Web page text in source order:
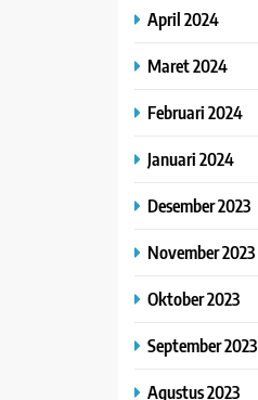
April 2024
Maret 2024
Februari 2024
Januari 2024
Desember 2023
November 2023
Oktober 2023
September 2023
Agustus 2023